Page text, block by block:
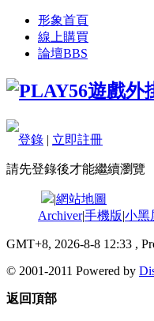
形象首頁
線上購買
論壇BBS
登錄 | 立即註冊
請先登錄後才能繼續瀏覽
|網站地圖
Archiver|手機版|小黑
GMT+8, 2026-8-8 12:33 ,
© 2001-2011 Powered by
返回頂部